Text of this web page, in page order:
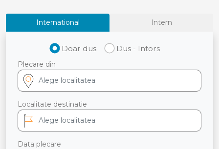
International Intern
Doar dus Dus - Intors
Plecare din
Localitate destinatie
Data plecare